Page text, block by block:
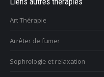
Art Thérapie
Arrêter de fumer
Sophrologie et relaxation